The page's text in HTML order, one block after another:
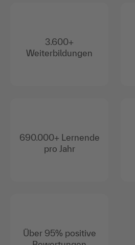
3.600+
Weiterbildungen
690.000+ Lernende
pro Jahr
Über 95% positive